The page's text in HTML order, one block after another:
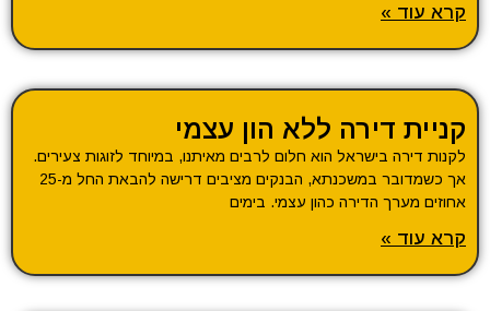
קרא עוד »
קניית דירה ללא הון עצמי
לקנות דירה בישראל הוא חלום לרבים מאיתנו, במיוחד לזוגות צעירים.
אך כשמדובר במשכנתא, הבנקים מציבים דרישה להבאת החל מ-25
אחוזים מערך הדירה כהון עצמי. בימים
קרא עוד »